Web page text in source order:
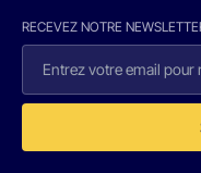
RECEVEZ NOTRE